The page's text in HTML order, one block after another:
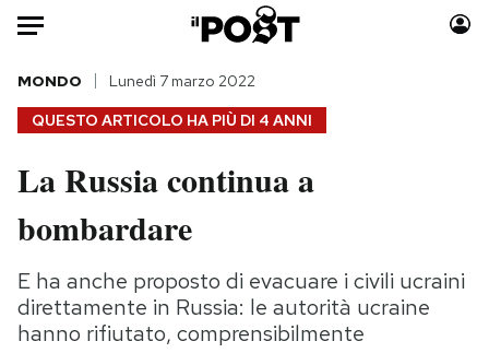
Auto
HOME
Italia
Politica
Tecnologia
Internet
Scienza
Moda
Storie/Idee
Ok Boomer!
Media
QUESTO ARTICOLO HA PIÙ DI 4 ANNI
MONDO Lunedì 7 marzo 2022
La Russia continua a
bombardare
E ha anche proposto di evacuare i civili ucraini
direttamente in Russia: le autorità ucraine
hanno rifiutato, comprensibilmente